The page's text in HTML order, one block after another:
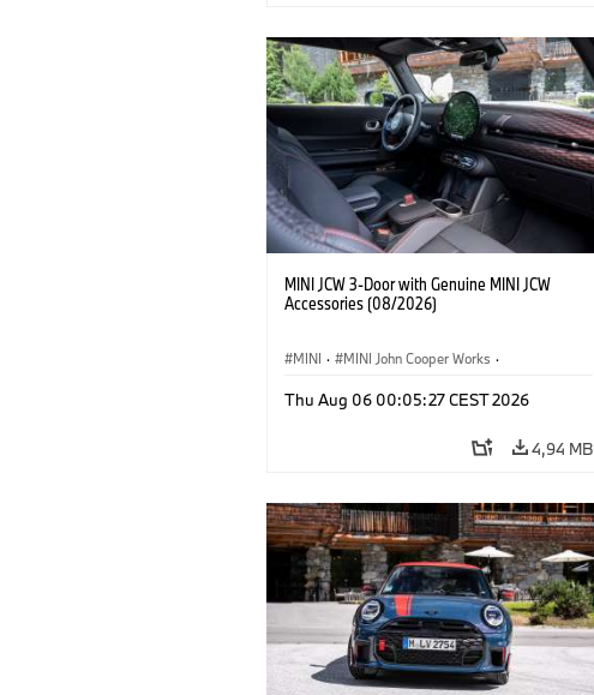
MINI JCW 3-Door with Genuine MINI JCW
Accessories (08/2026)
MINI · MINI John Cooper Works ·
Doplňky na přání, příslušenství
Thu Aug 06 00:05:27 CEST 2026
4,94 MB